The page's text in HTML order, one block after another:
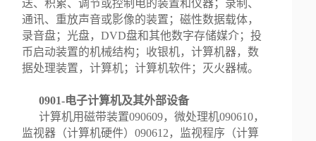
送、积累、调节或控制电的装置和仪器；录制、
通讯、重放声音或影像的装置；磁性数据载体，
录音盘；光盘，DVD盘和其他数字存储媒介；投
币启动装置的机械结构；收银机，计算机器，数
据处理装置，计算机；计算机软件；灭火器械。
0901-电子计算机及其外部设备
计算机用磁带装置090609，微处理机090610，
监视器（计算机硬件）090612，监视程序（计算